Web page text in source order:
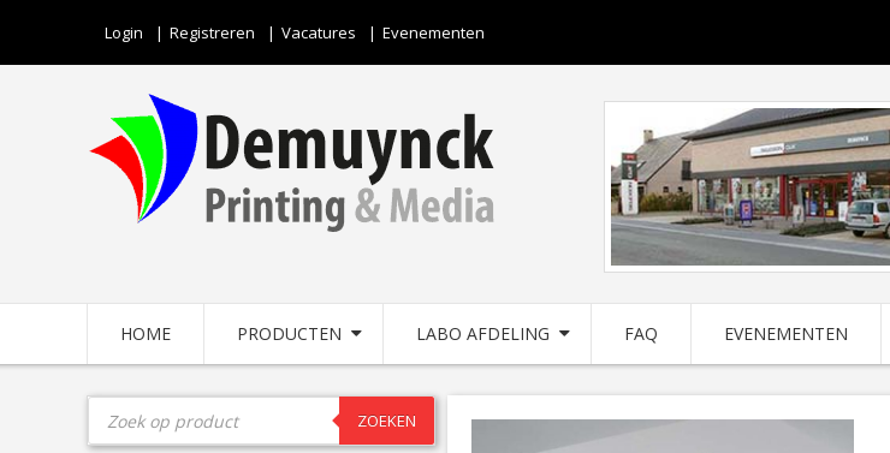
Login Registreren Vacatures Evenementen
HOME PRODUCTEN LABO AFDELING FAQ EVENEMENTEN
ZOEKEN